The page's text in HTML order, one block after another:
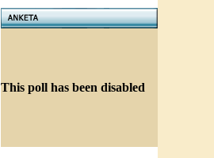
This poll has been disabled